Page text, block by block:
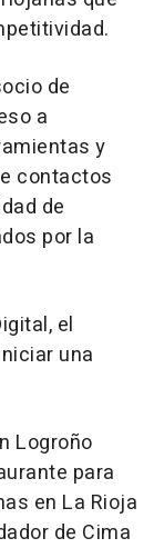
de
a
y
contactos
de
por la
el
una
Logroño
para
en La Rioja
de Cima